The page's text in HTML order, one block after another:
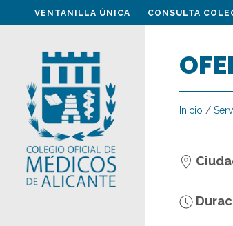
VENTANILLA ÚNICA CONSULTA
Inicio /